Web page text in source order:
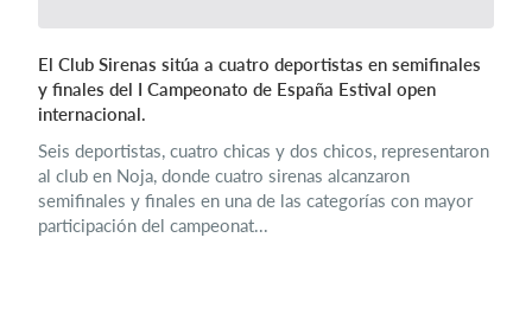
El Club Sirenas sitúa a cuatro deportistas en semifinales
y finales del I Campeonato de España Estival open
internacional.
Seis deportistas, cuatro chicas y dos chicos, representaron
al club en Noja, donde cuatro sirenas alcanzaron
semifinales y finales en una de las categorías con mayor
participación del campeonat...